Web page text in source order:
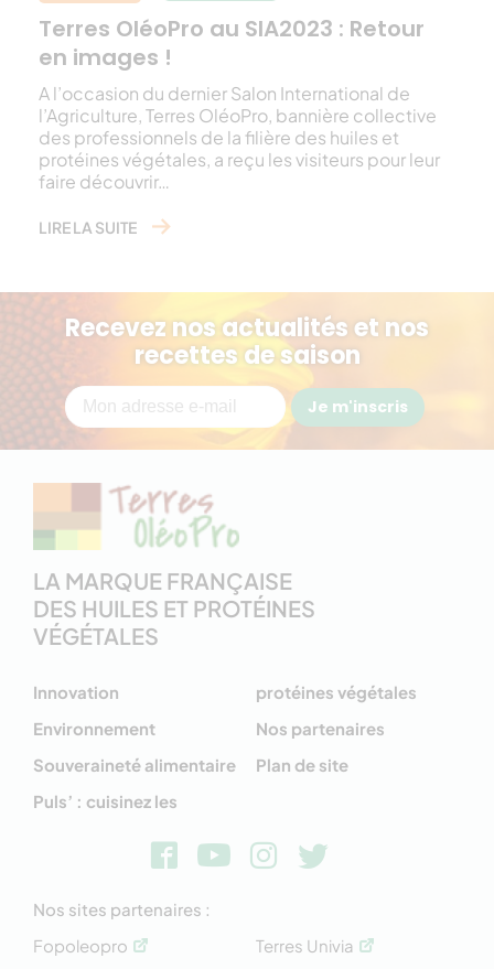
Terres OléoPro au SIA2023 : Retour
en images !
A l’occasion du dernier Salon International de
l’Agriculture, Terres OléoPro, bannière collective
des professionnels de la filière des huiles et
protéines végétales, a reçu les visiteurs pour leur
faire découvrir…
LIRE LA SUITE
Recevez nos actualités et nos
recettes de saison
Je m'inscris
LA MARQUE FRANÇAISE
DES HUILES ET PROTÉINES
VÉGÉTALES
Innovation
Environnement
Souveraineté alimentaire
Puls’ : cuisinez les
protéines végétales
Nos partenaires
Plan de site
Nos sites partenaires :
Fopoleopro
Terres Univia